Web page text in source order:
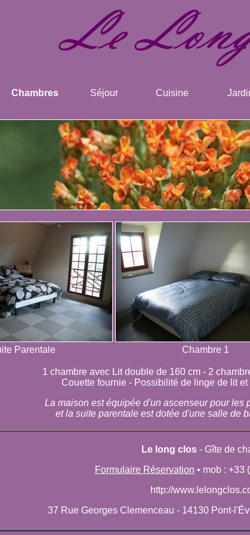
Chambres Séjour Cuisine
Parentale Chambre 1
1 chambre avec Lit double de 160 cm - 2
Couette fournie - Possibilité de linge de lit
La maison est équipée d'un ascenseur pour les
et la suite parentale est dotée d'une salle de
Le long clos - Gîte de
Formulaire Réservation • mob: +33
http://
37 Rue Georges Clemenceau - 14130 Pont-